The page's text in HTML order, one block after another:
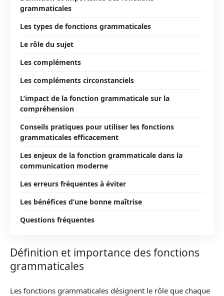
grammaticales
Les types de fonctions grammaticales
Le rôle du sujet
Les compléments
Les compléments circonstanciels
L’impact de la fonction grammaticale sur la
compréhension
Conseils pratiques pour utiliser les fonctions
grammaticales efficacement
Les enjeux de la fonction grammaticale dans la
communication moderne
Les erreurs fréquentes à éviter
Les bénéfices d’une bonne maîtrise
Questions fréquentes
Définition et importance des fonctions
grammaticales
Les fonctions grammaticales désignent le rôle que chaque